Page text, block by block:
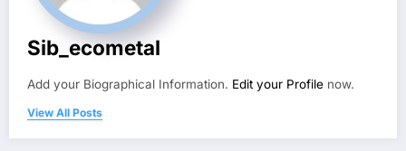
Sib_ecometal
Add your Biographical Information. Edit your Profile now.
View All Posts